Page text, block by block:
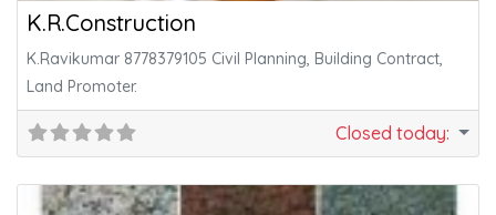
K.R.Construction
K.Ravikumar 8778379105 Civil Planning, Building Contract,
Land Promoter.
Closed today: